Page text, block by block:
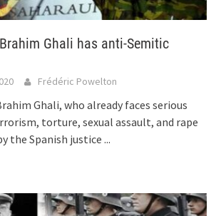
Ghali has anti-Semitic
Frédéric Powelton
Ghali, who already faces serious
torture, sexual assault, and rape
the Spanish justice ...